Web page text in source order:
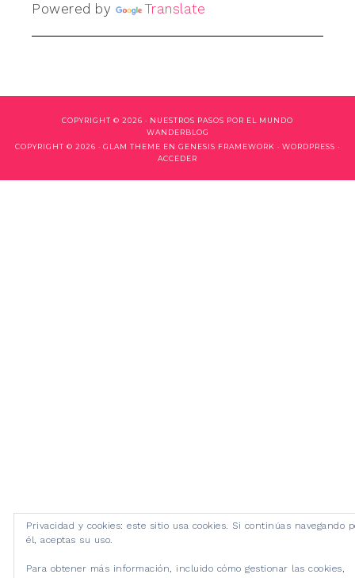
Powered by Translate
COPYRIGHT © 2026 · NUESTROS PASOS POR EL MUNDO
WANDERBLOG
COPYRIGHT © 2026 · GLAM THEME EN GENESIS FRAMEWORK · WORDPRESS ·
ACCEDER
Privacidad y cookies: este sitio usa cookies. Si continúas navegando
él, aceptas su uso.
Para obtener más información, incluido cómo gestionar las cookies,